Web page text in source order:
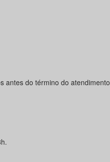
antes do término do atendimento